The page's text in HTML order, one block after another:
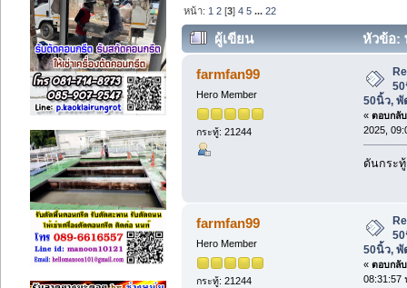
หน้า: 1 2 [3]4 5 ...22
ผู้เขียน
หัวข้อ:
50นิ้ว, พัดลมดูดอากาศ 50นิ้ว (อ่าน
farmfan99
Hero Member
กระทู้: 21244
50นิ้ว, พั
« ตอบกลั
2025,
ดันกระ
farmfan99
Hero Member
กระทู้: 21244
50นิ้ว, พั
« ตอบกลั
08:31:57